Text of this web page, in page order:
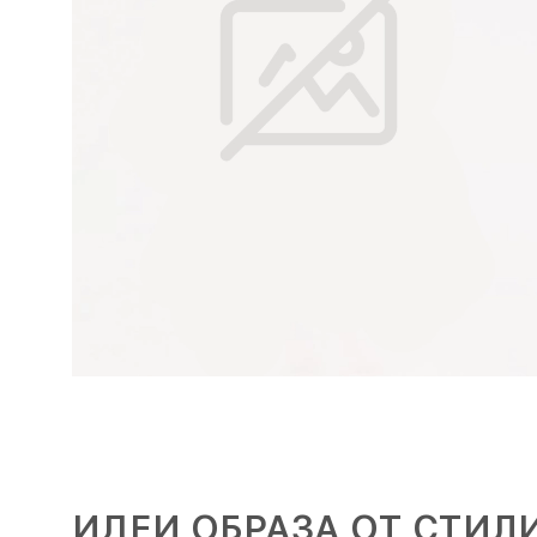
ИДЕИ ОБРАЗА ОТ